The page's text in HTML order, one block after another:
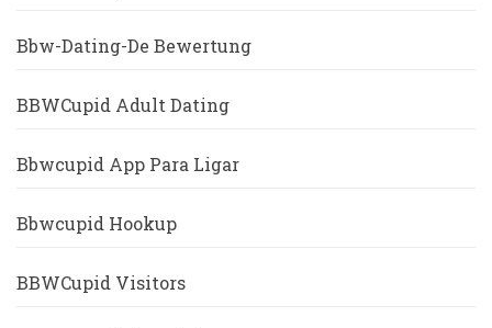
Bbw-Dating-De Bewertung
BBWCupid Adult Dating
Bbwcupid App Para Ligar
Bbwcupid Hookup
BBWCupid Visitors